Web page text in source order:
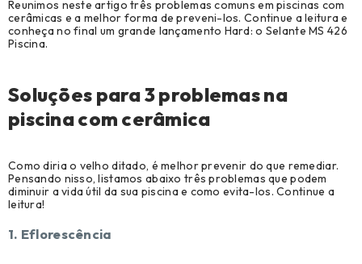
Reunimos neste artigo três problemas comuns em piscinas com
cerâmicas e a melhor forma de preveni-los. Continue a leitura e
conheça no final um grande lançamento Hard: o Selante MS 426
Piscina.
Soluções para 3 problemas na
piscina com cerâmica
Como diria o velho ditado, é melhor prevenir do que remediar.
Pensando nisso, listamos abaixo três problemas que podem
diminuir a vida útil da sua piscina e como evita-los. Continue a
leitura!
1. Eflorescência
Construção Civil (98)
Construção Metálica e Pré-Moldado (97)
Modelação, Ferramentaria e Prototipagem (8)
Original Equipment Manufacturer (1)
Revenda (1)